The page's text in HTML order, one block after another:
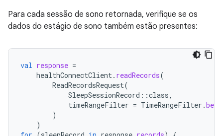
Para cada sessão de sono retornada, verifique se os
dados do estágio de sono também estão presentes:
val response =
healthConnectClient. readRecords(
ReadRecordsRequest(
SleepSessionRecord ::class,
timeRangeFilter = TimeRangeFilter .
)
)